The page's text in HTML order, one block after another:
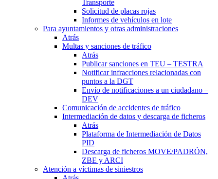
Transporte
Solicitud de placas rojas
Informes de vehículos en lote
Para ayuntamientos y otras administraciones
Atrás
Multas y sanciones de tráfico
Atrás
Publicar sanciones en TEU – TESTRA
Notificar infracciones relacionadas con
puntos a la DGT
Envío de notificaciones a un ciudadano –
DEV
Comunicación de accidentes de tráfico
Intermediación de datos y descarga de ficheros
Atrás
Plataforma de Intermediación de Datos
PID
Descarga de ficheros MOVE/PADRÓN,
ZBE y ARCI
Atención a víctimas de siniestros